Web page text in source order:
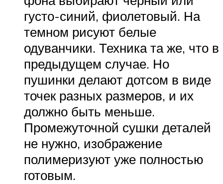
густо-синий, фиолетовый. На
темном рисуют белые
одуванчики. Техника та же, что в
предыдущем случае. Но
пушинки делают дотсом в виде
точек разных размеров, и их
должно быть меньше.
Промежуточной сушки деталей
не нужно, изображение
полимеризуют уже полностью
готовым.